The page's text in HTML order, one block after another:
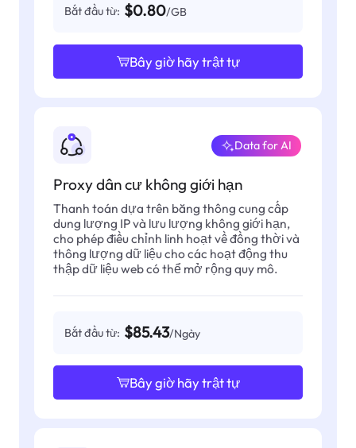
Bắt đầu từ: $0.80/GB
Bây giờ hãy trật tự
Proxy dân cư không giới hạn
Data for AI
Thanh toán dựa trên băng thông cung cấp
dung lượng IP và lưu lượng không giới hạn,
cho phép điều chỉnh linh hoạt về đồng thời và
thông lượng dữ liệu cho các hoạt động thu
thập dữ liệu web có thể mở rộng quy mô.
Bắt đầu từ: $85.43/Ngày
Bây giờ hãy trật tự